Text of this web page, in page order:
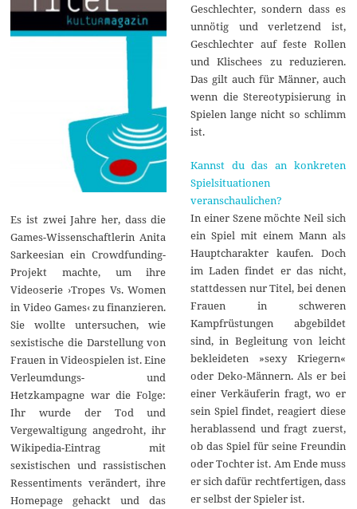
Es ist zwei Jahre her, dass die
Games-Wissenschaftlerin Anita
Sarkeesian ein Crowdfunding-
Projekt machte, um ihre
Videoserie ›Tropes Vs. Women
in Video Games‹ zu finanzieren.
Sie wollte untersuchen, wie
sexistische die Darstellung von
Frauen in Videospielen ist. Eine
Verleumdungs- und
Hetzkampagne war die Folge:
Ihr wurde der Tod und
Vergewaltigung angedroht, ihr
Wikipedia-Eintrag mit
sexistischen und rassistischen
Ressentiments verändert, ihre
Homepage gehackt und das
Geschlechter, sondern dass es
unnötig und verletzend ist,
Geschlechter auf feste Rollen
und Klischees zu reduzieren.
Das gilt auch für Männer, auch
wenn die Stereotypisierung in
Spielen lange nicht so schlimm
ist.
Kannst du das an konkreten
Spielsituationen
veranschaulichen?
In einer Szene möchte Neil sich
ein Spiel mit einem Mann als
Hauptcharakter kaufen. Doch
im Laden findet er das nicht,
stattdessen nur Titel, bei denen
Frauen in schweren
Kampfrüstungen abgebildet
sind, in Begleitung von leicht
bekleideten »sexy Kriegern«
oder Deko-Männern. Als er bei
einer Verkäuferin fragt, wo er
sein Spiel findet, reagiert diese
herablassend und fragt zuerst,
ob das Spiel für seine Freundin
oder Tochter ist. Am Ende muss
er sich dafür rechtfertigen, dass
er selbst der Spieler ist.